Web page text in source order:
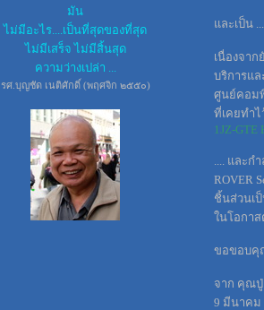
มัน
ไม่มีอะไร....เป็นที่สุดของที่สุด
ไม่มีเสร็จ ไม่มีสิ้นสุด
ความว่างเปล่า ...
รศ.บุญชัด เนติศักดิ์ (พฤศจิก ๒๕๕๐)
และเป็น
เนื่องจา
บริการแ
ศูนย์คอม
ที่เคยทำไ
1JZ-GTE
.... และก
ROVER
ชิ้นส่วนเป็
ในโอกาส
ขอขอบคุ
จาก คุณปู่
9 มีนาคม